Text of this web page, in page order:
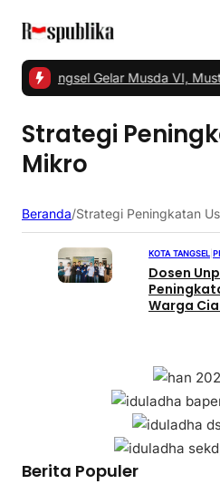
PKS Tangsel Gelar Musda VI,
Strategi
Mikro
Beranda/Strategi Peningkatan
KOTA TANGSEL
Dosen
Warga
Berita Populer